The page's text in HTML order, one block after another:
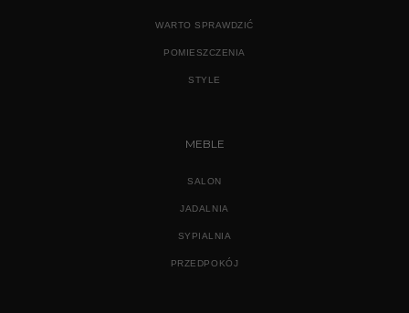
WARTO SPRAWDZIĆ
POMIESZCZENIA
STYLE
MEBLE
SALON
JADALNIA
SYPIALNIA
PRZEDPOKÓJ